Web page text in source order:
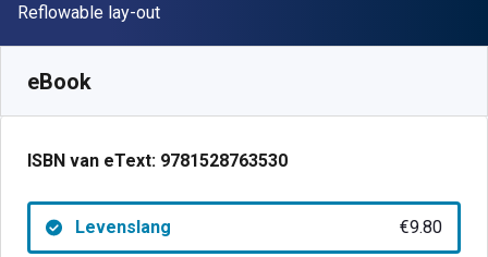
Indeling
Reflowable lay-out
eBook
ISBN van eText: 9781528763530
Levenslang €9.80